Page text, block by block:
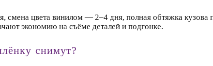
смена цвета винилом — 2–4 дня, полная обтяжка
экономию на съёме деталей и подгонке.
снимут?